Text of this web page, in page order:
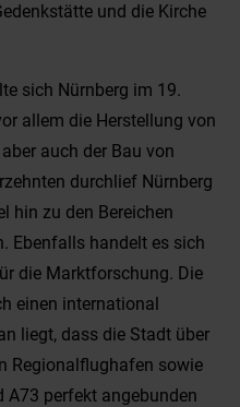
und die Kirche
sich Nürnberg im 19.
allem die Herstellung von
auch der Bau von
durchlief Nürnberg
hin zu den Bereichen
Ebenfalls handelt es sich
die Marktforschung. Die
einen international
liegt, dass die Stadt über
Regionalflughafen sowie
A73 perfekt angebunden